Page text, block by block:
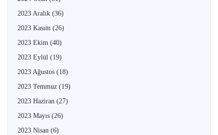
2023 Aralık (36)
2023 Kasım (26)
2023 Ekim (40)
2023 Eylül (19)
2023 Ağustos (18)
2023 Temmuz (19)
2023 Haziran (27)
2023 Mayıs (26)
2023 Nisan (6)